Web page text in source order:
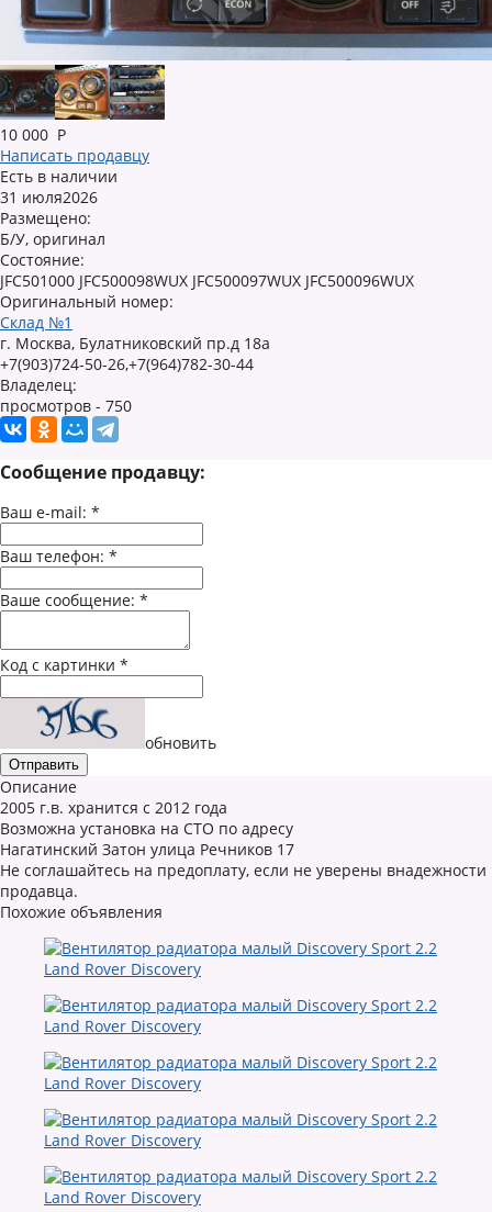
10 000 Р
Написать продавцу
Есть в наличии
31 июля2026
Размещено:
Б/У, оригинал
Состояние:
JFC501000 JFC500098WUX JFC500097WUX JFC500096WUX
Оригинальный номер:
Склад №1
г. Москва, Булатниковский пр.д 18а
+7(903)724-50-26,+7(964)782-30-44
Владелец:
просмотров - 750
Сообщение продавцу:
Ваш e-mail: *
Ваш телефон: *
Ваше сообщение: *
Код с картинки *
обновить
Описание
2005 г.в. хранится с 2012 года
Возможна установка на СТО по адресу
Нагатинский Затон улица Речников 17
Не соглашайтесь на предоплату, если не уверены внадежности
продавца.
Похожие объявления